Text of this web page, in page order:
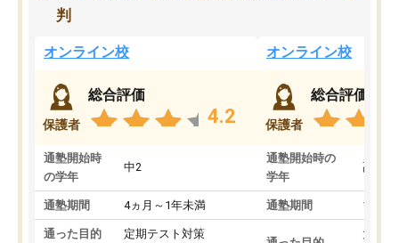
判
オンライン校
保護者
総合評価
4.2
通塾開始時
の学年
中2
通塾期間 4ヵ月～1年未満
通った目的 定期テスト対策
オンライン校
保護者
総合評価
通塾開始時の
学年
高3
通塾期間 1～3
大学